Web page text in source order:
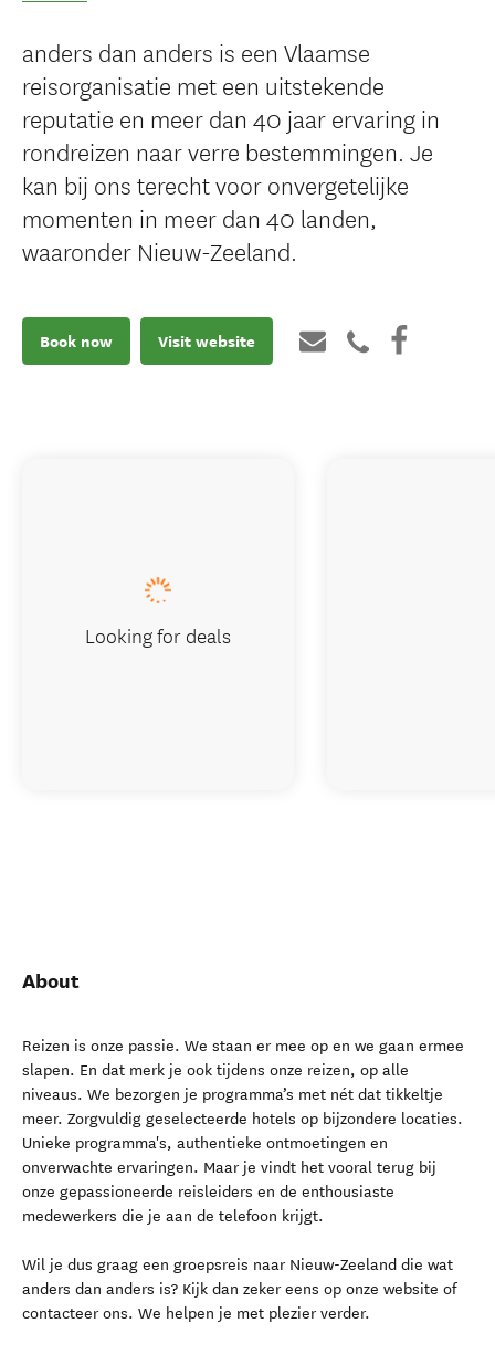
anders dan anders is een Vlaamse
reisorganisatie met een uitstekende
reputatie en meer dan 40 jaar ervaring in
rondreizen naar verre bestemmingen. Je
kan bij ons terecht voor onvergetelijke
momenten in meer dan 40 landen,
waaronder Nieuw-Zeeland.
Book now Visit website
About
Reizen is onze passie. We staan er mee op en we gaan ermee
slapen. En dat merk je ook tijdens onze reizen, op alle
niveaus. We bezorgen je programma’s met nét dat tikkeltje
meer. Zorgvuldig geselecteerde hotels op bijzondere locaties.
Unieke programma's, authentieke ontmoetingen en
onverwachte ervaringen. Maar je vindt het vooral terug bij
onze gepassioneerde reisleiders en de enthousiaste
medewerkers die je aan de telefoon krijgt.
Wil je dus graag een groepsreis naar Nieuw-Zeeland die wat
anders dan anders is? Kijk dan zeker eens op onze website of
contacteer ons. We helpen je met plezier verder.
Looking for deals